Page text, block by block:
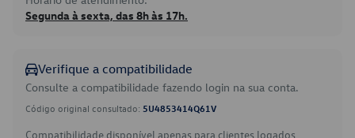
Segunda à sexta, das 8h às 17h.
Verifique a compatibilidade
Consulte a compatibilidade fazendo login na sua conta.
Código original consultado: 5U4853414Q61V
Compatibilidade disponível apenas para clientes logados.